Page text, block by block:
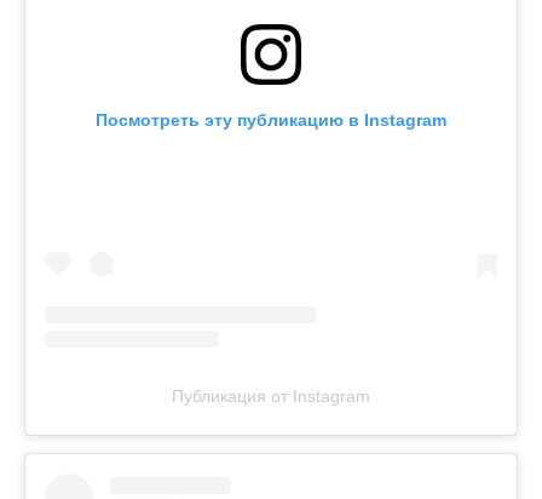
Посмотреть эту публикацию в Instagram
Публикация от Instagram